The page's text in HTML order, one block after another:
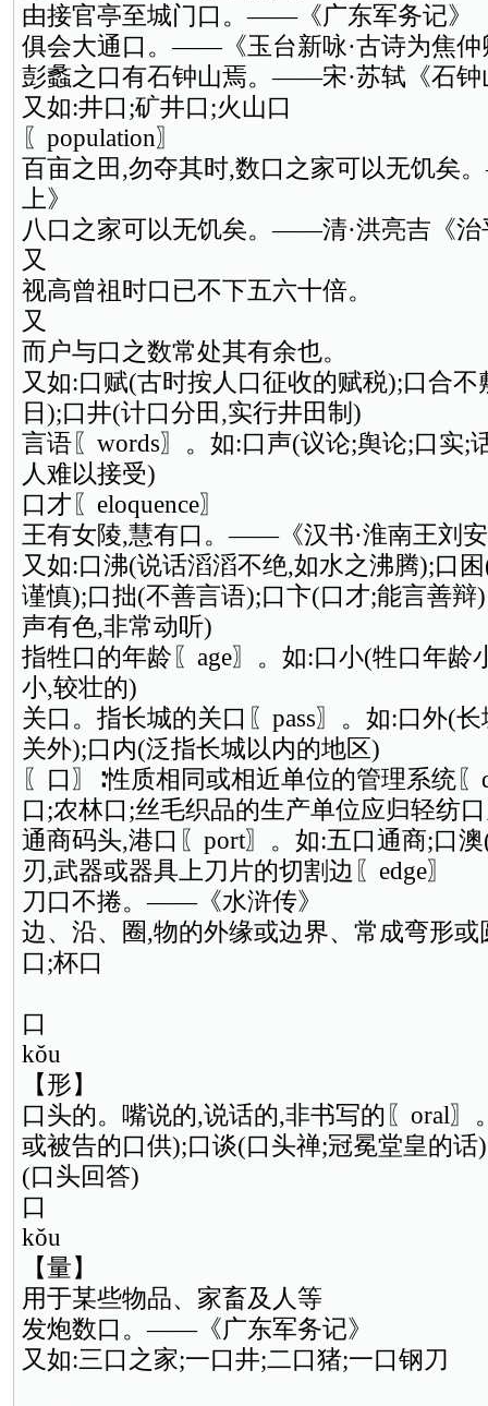
由接官亭至城门口。——《广东军务记》
俱会大通口。——《玉台新咏·古诗为焦仲
彭蠡之口有石钟山焉。——宋·苏轼《石钟
又如:井口;矿井口;火山口
〖population〗
百亩之田,勿夺其时,数口之家可以无饥矣
上》
八口之家可以无饥矣。——清·洪亮吉《治
又
视高曾祖时口已不下五六十倍。
又
而户与口之数常处其有余也。
又如:口赋(古时按人口征收的赋税);口合
日);口井(计口分田,实行井田制)
言语〖words〗。如:口声(议论;舆论;口实;
人难以接受)
口才〖eloquence〗
王有女陵,慧有口。——《汉书·淮南王刘
又如:口沸(说话滔滔不绝,如水之沸腾);口
谨慎);口拙(不善言语);口卞(口才;能言善辩
声有色,非常动听)
指牲口的年龄〖age〗。如:口小(牲口年龄
小,较壮的)
关口。指长城的关口〖pass〗。如:口外(
关外);口内(泛指长城以内的地区)
〖口〗∶性质相同或相近单位的管理系统〖
口;农林口;丝毛织品的生产单位应归轻纺
通商码头,港口〖port〗。如:五口通商;口
刃,武器或器具上刀片的切割边〖edge〗
刀口不捲。——《水浒传》
边、沿、圈,物的外缘或边界、常成弯形
口;杯口
口
kǒu
【形】
口头的。嘴说的,说话的,非书写的〖oral〗
或被告的口供);口谈(口头禅;冠冕堂皇的
(口头回答)
口
kǒu
【量】
用于某些物品、家畜及人等
发炮数口。——《广东军务记》
又如:三口之家;一口井;二口猪;一口钢刀